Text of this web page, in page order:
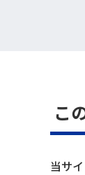
こ
当サ